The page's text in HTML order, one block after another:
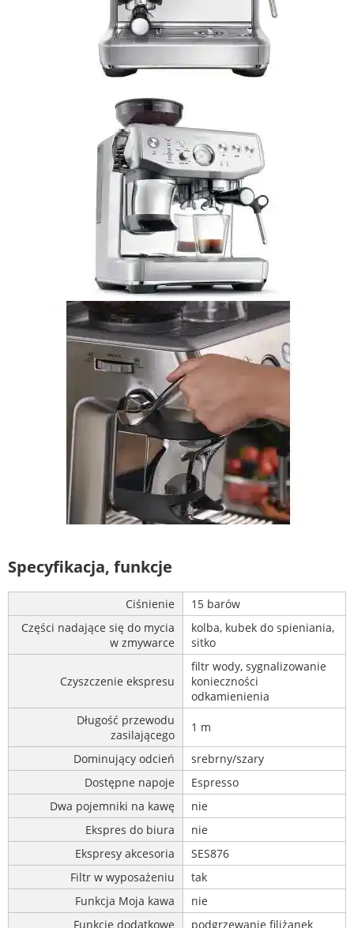
Specyfikacja, funkcje
Ciśnienie
15 barów
Części nadające się do mycia
w zmywarce
kolba, kubek do spieniania,
sitko
Czyszczenie ekspresu
filtr wody, sygnalizowanie
konieczności
odkamienienia
Długość przewodu
zasilającego
1 m
Dominujący odcień
srebrny/szary
Dostępne napoje
Espresso
Dwa pojemniki na kawę
nie
Ekspres do biura
nie
Ekspresy akcesoria
SES876
Filtr w wyposażeniu
tak
Funkcja Moja kawa
nie
Funkcje dodatkowe
podgrzewanie filiżanek